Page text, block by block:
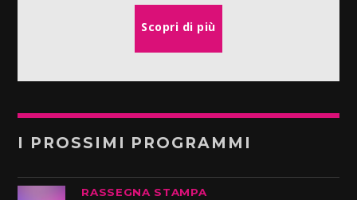
Scopri di più
I PROSSIMI PROGRAMMI
RASSEGNA STAMPA